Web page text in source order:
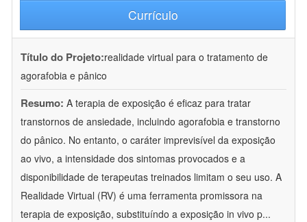
Currículo
Título do Projeto:realidade virtual para o tratamento de
agorafobia e pânico
Resumo: A terapia de exposição é eficaz para tratar
transtornos de ansiedade, incluindo agorafobia e transtorno
do pânico. No entanto, o caráter imprevisível da exposição
ao vivo, a intensidade dos sintomas provocados e a
disponibilidade de terapeutas treinados limitam o seu uso. A
Realidade Virtual (RV) é uma ferramenta promissora na
terapia de exposição, substituíndo a exposição in vivo p...